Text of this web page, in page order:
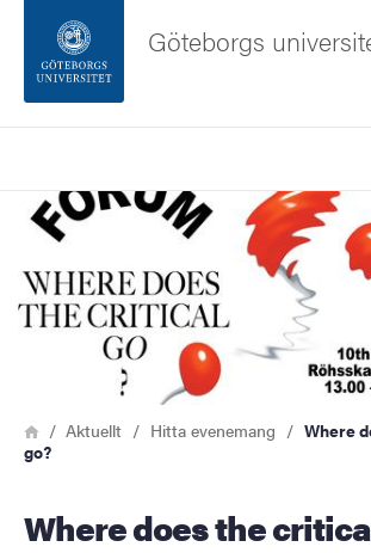
Sidfoten
Om webbplatsen
Göteborgs
Länkstig
HemAktuellt Hitta evenemang
Where
go?
Where does the